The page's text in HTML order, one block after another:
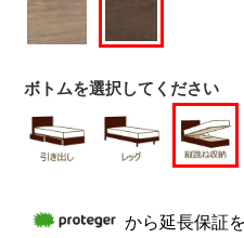
ボトムを選択してください